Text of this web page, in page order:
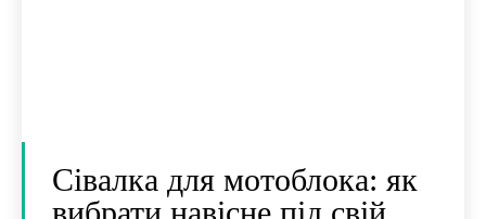
Сівалка для мотоблока: як